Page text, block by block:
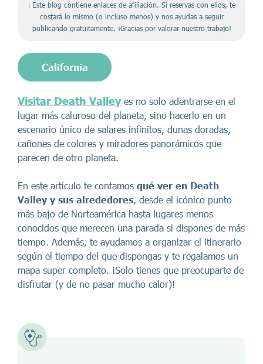
ℹ️ Este blog contiene enlaces de afiliación. Si reservas con ellos, te
costará lo mismo (o incluso menos) y nos ayudas a seguir
publicando gratuitamente. ¡Gracias por valorar nuestro trabajo!
California
Visitar Death Valleyes no solo adentrarse en el
lugar más caluroso del planeta, sino hacerlo en un
escenario único de salares infinitos, dunas doradas,
cañones de colores y miradores panorámicos que
parecen de otro planeta.
En este artículo te contamos qué ver en Death
Valley y sus alrededores, desde el icónico punto
más bajo de Norteamérica hasta lugares menos
conocidos que merecen una parada si dispones de más
tiempo. Además, te ayudamos a organizar el itinerario
según el tiempo del que dispongas y te regalamos un
mapa super completo. ¡Solo tienes que preocuparte de
disfrutar (y de no pasar mucho calor)!